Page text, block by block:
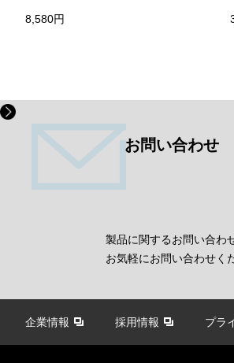
8,580円
お問い合わせ
製品に関するお問い合わ
お気軽にお問い合わせく
企業情報 採用情報 プラ